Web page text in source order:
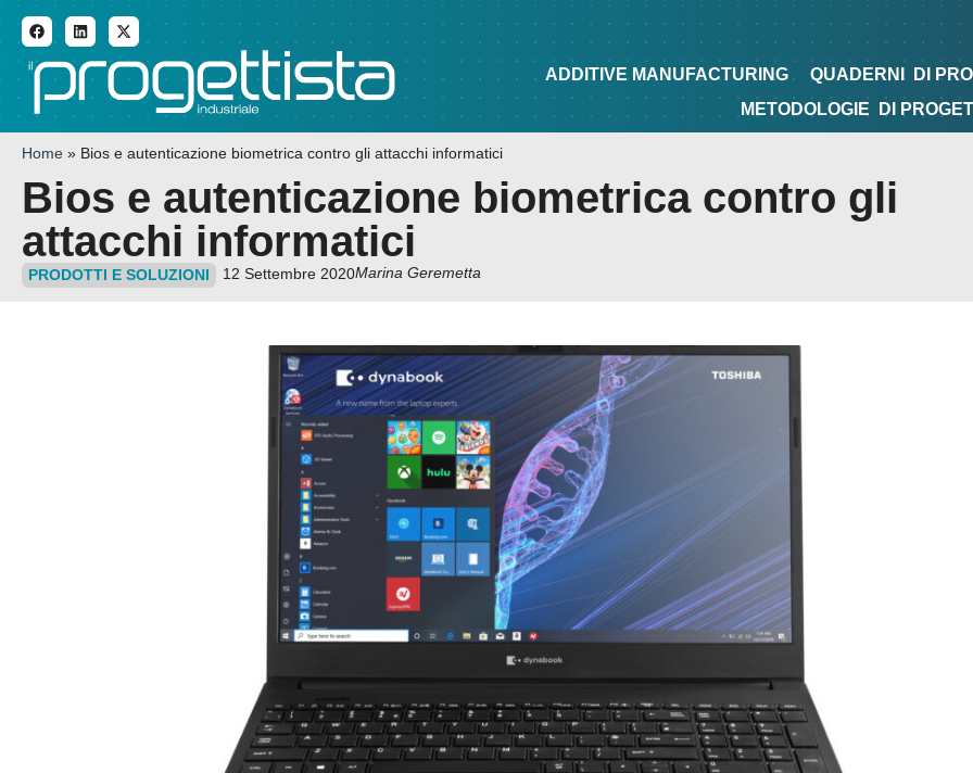
ADDITIVE MANUFACTURING QUADERNI DI PROGETTAZIONE TIPS&TRICKS
ADDITIVE MANUFACTURING QUADERNI DI
METODOLOGIE
DI
Home » Bios e autenticazione biometrica contro gli attacchi informatici
Bios e autenticazione biometrica contro gli
attacchi informatici
PRODOTTI E SOLUZIONI 12 Settembre 2020Marina Geremetta